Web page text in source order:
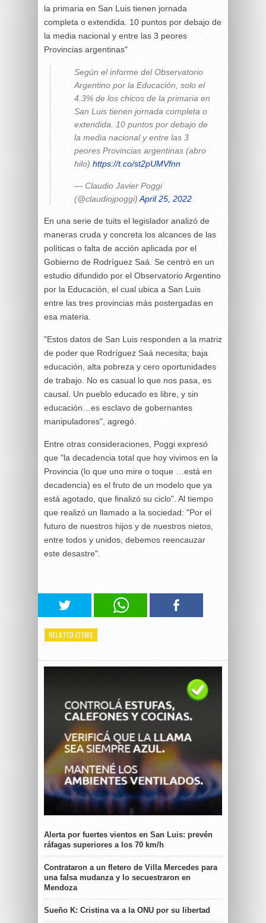
la primaria en San Luis tienen jornada
completa o extendida. 10 puntos por debajo de
la media nacional y entre las 3 peores
Provincias argentinas"
Según el informe del Observatorio
Argentino por la Educación, solo el
4.3% de los chicos de la primaria en
San Luis tienen jornada completa o
extendida. 10 puntos por debajo de
la media nacional y entre las 3
peores Provincias argentinas (abro
hilo) https://t.co/st2pUMVfnn
— Claudio Javier Poggi
(@claudiojpoggi) April 25, 2022
En una serie de tuits el legislador analizó de
maneras cruda y concreta los alcances de las
políticas o falta de acción aplicada por el
Gobierno de Rodríguez Saá. Se centró en un
estudio difundido por el Observatorio Argentino
por la Educación, el cual ubica a San Luis
entre las tres provincias más postergadas en
esa materia.
"Estos datos de San Luis responden a la matriz
de poder que Rodríguez Saá necesita; baja
educación, alta pobreza y cero oportunidades
de trabajo. No es casual lo que nos pasa, es
causal. Un pueblo educado es libre, y sin
educación…es esclavo de gobernantes
manipuladores", agregó.
Entre otras consideraciones, Poggi expresó
que "la decadencia total que hoy vivimos en la
Provincia (lo que uno mire o toque …está en
decadencia) es el fruto de un modelo que ya
está agotado, que finalizó su ciclo". Al tiempo
que realizó un llamado a la sociedad: "Por el
futuro de nuestros hijos y de nuestros nietos,
entre todos y unidos, debemos reencauzar
este desastre".
RELATED ITEMS
Alerta por fuertes vientos en San Luis: prevén
ráfagas superiores a los 70 km/h
Contrataron a un fletero de Villa Mercedes para
una falsa mudanza y lo secuestraron en
Mendoza
Sueño K: Cristina va a la ONU por su libertad